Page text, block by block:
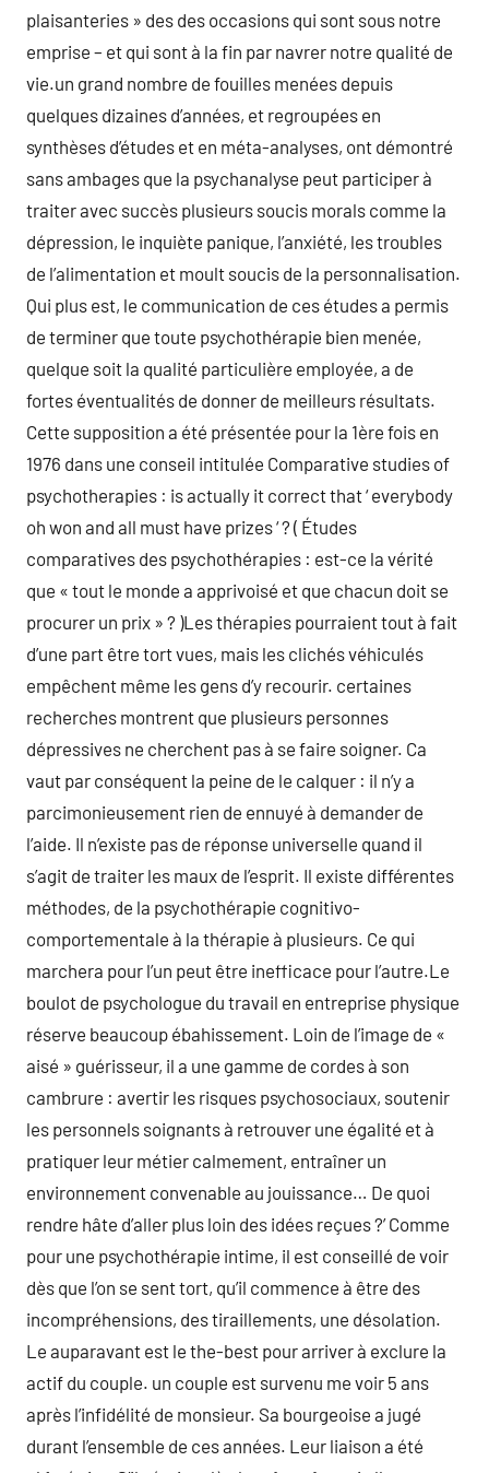
plaisanteries » des des occasions qui sont sous notre
emprise – et qui sont à la fin par navrer notre qualité de
vie.un grand nombre de fouilles menées depuis
quelques dizaines d’années, et regroupées en
synthèses d’études et en méta-analyses, ont démontré
sans ambages que la psychanalyse peut participer à
traiter avec succès plusieurs soucis morals comme la
dépression, le inquiète panique, l’anxiété, les troubles
de l’alimentation et moult soucis de la personnalisation.
Qui plus est, le communication de ces études a permis
de terminer que toute psychothérapie bien menée,
quelque soit la qualité particulière employée, a de
fortes éventualités de donner de meilleurs résultats.
Cette supposition a été présentée pour la 1ère fois en
1976 dans une conseil intitulée Comparative studies of
psychotherapies : is actually it correct that ‘ everybody
oh won and all must have prizes ‘ ? ( Études
comparatives des psychothérapies : est-ce la vérité
que « tout le monde a apprivoisé et que chacun doit se
procurer un prix » ? )Les thérapies pourraient tout à fait
d’une part être tort vues, mais les clichés véhiculés
empêchent même les gens d’y recourir. certaines
recherches montrent que plusieurs personnes
dépressives ne cherchent pas à se faire soigner. Ca
vaut par conséquent la peine de le calquer : il n’y a
parcimonieusement rien de ennuyé à demander de
l’aide. Il n’existe pas de réponse universelle quand il
s’agit de traiter les maux de l’esprit. Il existe différentes
méthodes, de la psychothérapie cognitivo-
comportementale à la thérapie à plusieurs. Ce qui
marchera pour l’un peut être inefficace pour l’autre.Le
boulot de psychologue du travail en entreprise physique
réserve beaucoup ébahissement. Loin de l’image de «
aisé » guérisseur, il a une gamme de cordes à son
cambrure : avertir les risques psychosociaux, soutenir
les personnels soignants à retrouver une égalité et à
pratiquer leur métier calmement, entraîner un
environnement convenable au jouissance… De quoi
rendre hâte d’aller plus loin des idées reçues ?’ Comme
pour une psychothérapie intime, il est conseillé de voir
dès que l’on se sent tort, qu’il commence à être des
incompréhensions, des tiraillements, une désolation.
Le auparavant est le the-best pour arriver à exclure la
actif du couple. un couple est survenu me voir 5 ans
après l’infidélité de monsieur. Sa bourgeoise a jugé
durant l’ensemble de ces années. Leur liaison a été